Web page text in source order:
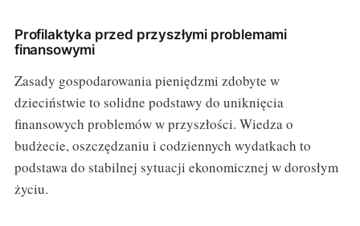
Profilaktyka przed przyszłymi problemami
finansowymi
Zasady gospodarowania pieniędzmi zdobyte w
dzieciństwie to solidne podstawy do uniknięcia
finansowych problemów w przyszłości. Wiedza o
budżecie, oszczędzaniu i codziennych wydatkach to
podstawa do stabilnej sytuacji ekonomicznej w dorosłym
życiu.